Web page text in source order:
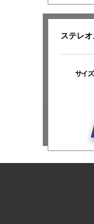
ステレ
サイ